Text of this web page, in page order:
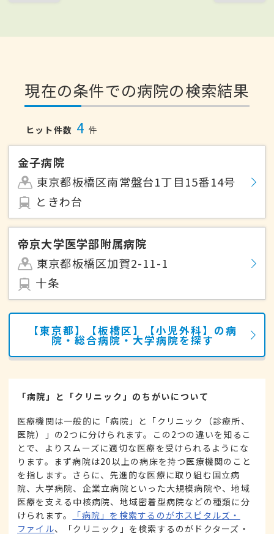
現在の条件での病院の検索結果
ヒット件数 4 件
金子病院
東京都板橋区南常盤台1丁目15番14号
ときわ台
帝京大学医学部附属病院
東京都板橋区加賀2-11-1
十条
【東京都】【板橋区】【小児外科】の病
院・総合病院・大学病院を探す
「病院」と「クリニック」のちがいについて
医療機関は一般的に「病院」と「クリニック（診療所、
医院）」の2つに分けられます。この2つの違いを知るこ
とで、よりスムーズに適切な医療を受けられるようにな
ります。まず病院は20以上の病床を持つ医療機関のこと
を指します。さらに、先進的な医療に取り組む国立病
院、大学病院、企業立病院といった大規模病院や、地域
医療を支える中核病院、地域密着型病院などの種類に分
けられます。
「病院」を検索するのがホスピタルズ・
ファイル、「クリニック」を検索するのがドクターズ・